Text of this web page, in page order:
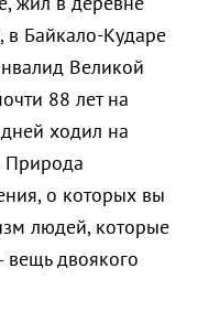
в Байкало-Кударе
Великой
88 лет на
ходил на
Природа
о которых вы
людей, которые
вещь двоякого